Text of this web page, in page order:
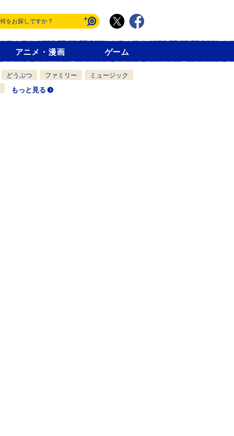
アニメ・漫画 ゲーム
どうぶつ ファミリー
ミュージック
もっと見る